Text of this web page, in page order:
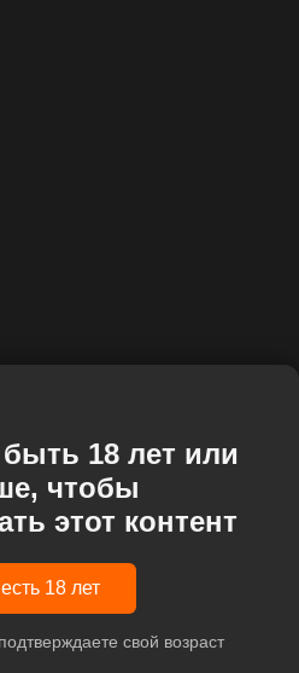
18 лет или
чтобы
этот контент
18 лет
свой возраст